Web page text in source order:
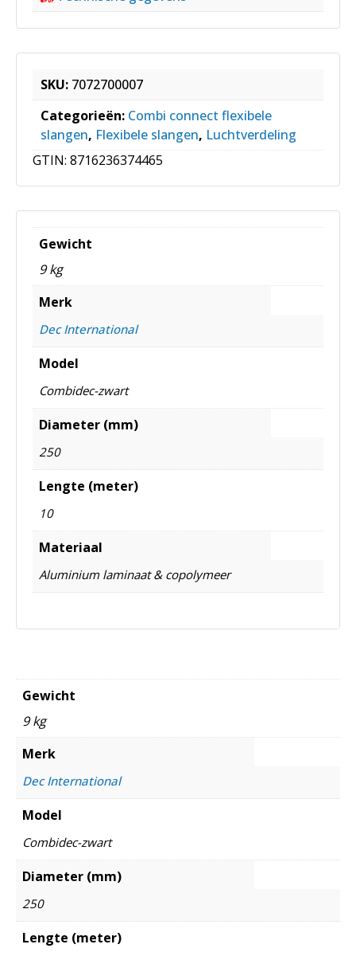
SKU: 7072700007
Categorieën: Combi connect flexibele
slangen, Flexibele slangen, Luchtverdeling
GTIN: 8716236374465
Gewicht
9 kg
Merk
Dec International
Model
Combidec-zwart
Diameter (mm)
250
Lengte (meter)
10
Materiaal
Aluminium laminaat & copolymeer
Gewicht
9 kg
Merk
Dec International
Model
Combidec-zwart
Diameter (mm)
250
Lengte (meter)